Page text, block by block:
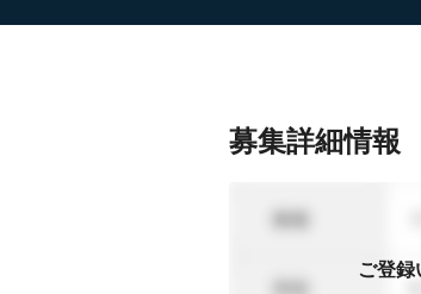
募集詳細情報
ご登